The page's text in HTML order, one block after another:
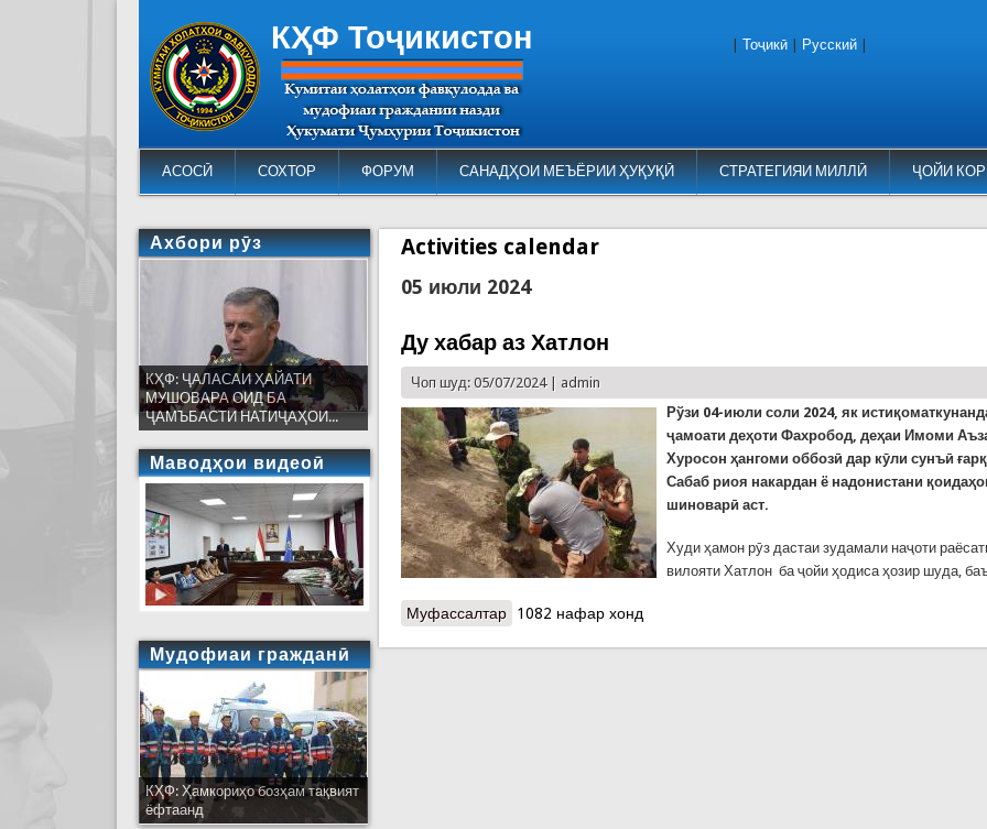
КҲФ Тоҷикистон
АСОСӢ СОХТОР ФОРУМ САНАДҲОИ МЕЪЁРИИ ҲУҚУҚӢ СТРАТЕГИЯИ МИЛЛӢ ҶОЙИ
Тоҷикӣ Русский
Activities calendar
05 июли 2024
Ду хабар аз Хатлон
Чоп шуд: 05/07/2024 | admin
Рўзи 04-июли соли 2024, як
ҷамоати деҳоти Фахробод, деҳаи Имоми
Хуросон ҳангоми оббозӣ дар кӯли сунъӣ
Сабаб риоя накардан ё надонистани
шиноварӣ аст.
Худи ҳамон рӯз дастаи зудамали наҷоти
вилояти Хатлон ба ҷойи ҳодиса ҳозир шуда,
Муфассалтар о Ду хабар аз Хатлон
1082 нафар хонд
Ахбори рӯз
КҲФ: ҶАЛАСАИ ҲАЙАТИ
МУШОВАРА ОИД БА
ҶАМЪБАСТИ НАТИҶАҲОИ...
Маводҳои видеоӣ
Мудофиаи гражданӣ
КҲФ: Ҳамкориҳо бозҳам тақвият
ёфтаанд